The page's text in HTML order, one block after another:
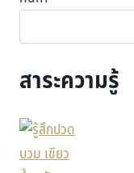
สาระความรู้